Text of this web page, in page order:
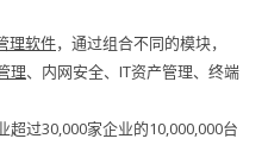
理软件，通过组合不同的模块，
理、内网安全、IT资产管理、终端
过30,000家企业的10,000,000台